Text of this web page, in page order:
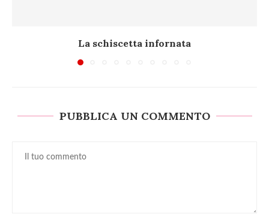
La schiscetta infornata
PUBBLICA UN COMMENTO